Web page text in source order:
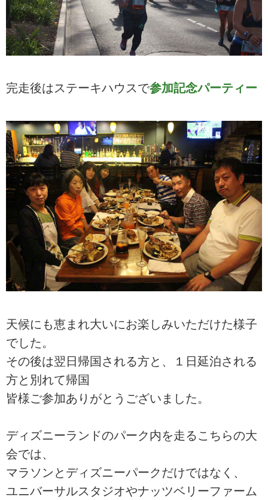
完走後はステーキハウスで参加記念パーティー
天候にも恵まれ大いにお楽しみいただけた様子
でした。
その後は翌日帰国される方と、１日延泊される
方と別れて帰国
皆様ご参加ありがとうございました。
ディズニーランドのパーク内を走るこちらの大
会では、
マラソンとディズニーパークだけではなく、
ユニバーサルスタジオやナッツベリーファーム